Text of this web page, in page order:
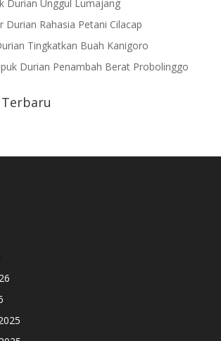
Durian Unggul Lumajang
Durian Rahasia Petani Cilacap
Tingkatkan Buah Kanigoro
Durian Penambah Berat Probolinggo